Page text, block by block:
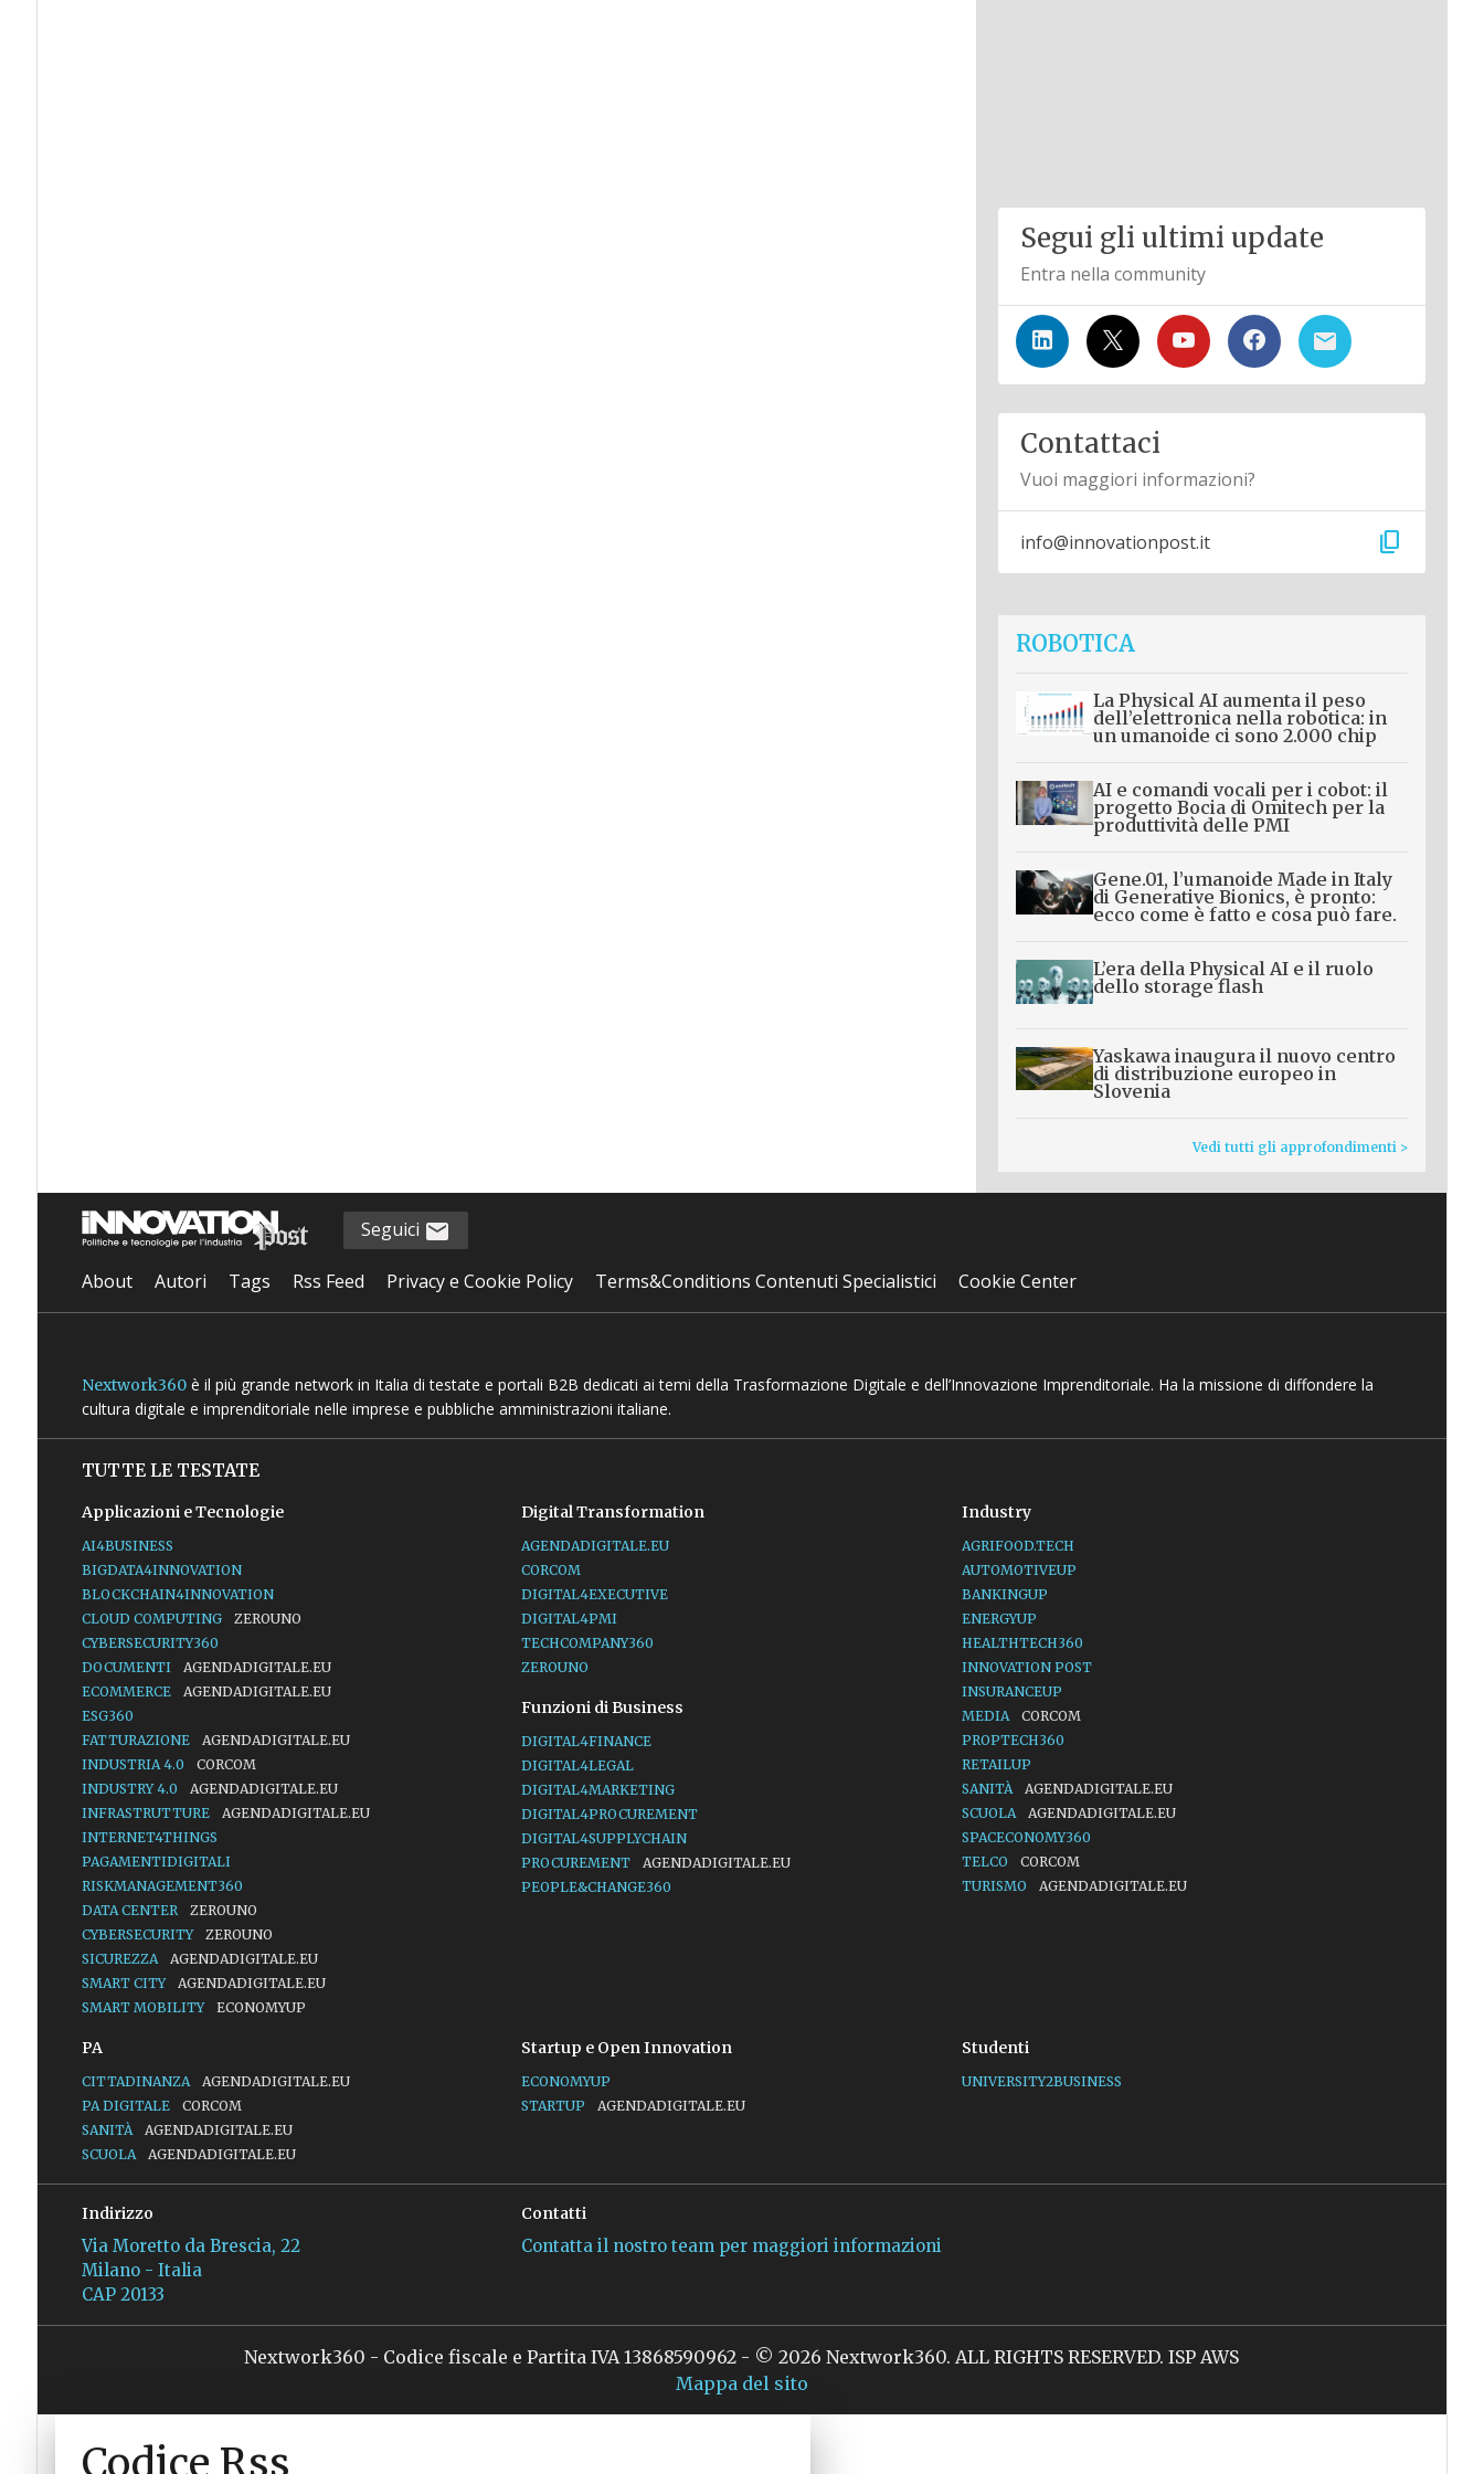
Segui gli ultimi update
Entra nella community
Contattaci
Vuoi maggiori informazioni?
info@innovationpost.it content_copy
ROBOTICA
La Physical AI aumenta il peso
dell’elettronica nella robotica: in
un umanoide ci sono 2.000 chip
AI e comandi vocali per i cobot: il
progetto Bocia di Omitech per la
produttività delle PMI
Gene.01, l’umanoide Made in Italy
di Generative Bionics, è pronto:
ecco come è fatto e cosa può fare.
L’era della Physical AI e il ruolo
dello storage flash
Yaskawa inaugura il nuovo centro
di distribuzione europeo in
Slovenia
Vedi tutti gli approfondimenti >
Seguici
About Autori Tags Rss Feed Privacy e Cookie Policy Terms&Conditions Contenuti Specialistici Cookie Center
Nextwork360è il più grande network in Italia di testate e portali B2B dedicati ai temi della Trasformazione Digitale e dell’Innovazione Imprenditoriale. Ha la missione di diffondere la
cultura digitale e imprenditoriale nelle imprese e pubbliche amministrazioni italiane.
TUTTE LE TESTATE
Applicazioni e Tecnologie
AI4BUSINESS
BIGDATA4INNOVATION
BLOCKCHAIN4INNOVATION
CLOUD COMPUTING
ZEROUNO
CYBERSECURITY360
DOCUMENTI
AGENDADIGITALE.EU
ECOMMERCE
AGENDADIGITALE.EU
ESG360
FATTURAZIONE
AGENDADIGITALE.EU
INDUSTRIA 4.0
CORCOM
INDUSTRY 4.0
AGENDADIGITALE.EU
INFRASTRUTTURE
AGENDADIGITALE.EU
INTERNET4THINGS
PAGAMENTIDIGITALI
RISKMANAGEMENT360
DATA CENTER
ZEROUNO
CYBERSECURITY
ZEROUNO
SICUREZZA
AGENDADIGITALE.EU
SMART CITY
AGENDADIGITALE.EU
SMART MOBILITY
ECONOMYUP
Digital Transformation
AGENDADIGITALE.EU
CORCOM
DIGITAL4EXECUTIVE
DIGITAL4PMI
TECHCOMPANY360
ZEROUNO
Funzioni di Business
DIGITAL4FINANCE
DIGITAL4LEGAL
DIGITAL4MARKETING
DIGITAL4PROCUREMENT
DIGITAL4SUPPLYCHAIN
PROCUREMENT
AGENDADIGITALE.EU
PEOPLE&CHANGE360
Industry
AGRIFOOD.TECH
AUTOMOTIVEUP
BANKINGUP
ENERGYUP
HEALTHTECH360
INNOVATION POST
INSURANCEUP
MEDIA
CORCOM
PROPTECH360
RETAILUP
SANITÀ
AGENDADIGITALE.EU
SCUOLA
AGENDADIGITALE.EU
SPACECONOMY360
TELCO
CORCOM
TURISMO
AGENDADIGITALE.EU
PA
CITTADINANZA
AGENDADIGITALE.EU
PA DIGITALE
CORCOM
SANITÀ
AGENDADIGITALE.EU
SCUOLA
AGENDADIGITALE.EU
Startup e Open Innovation
ECONOMYUP
STARTUP
AGENDADIGITALE.EU
Studenti
UNIVERSITY2BUSINESS
Indirizzo
Via Moretto da Brescia, 22
Milano - Italia
CAP 20133
Contatti
Contatta il nostro team per maggiori informazioni
Nextwork360 - Codice fiscale e Partita IVA 13868590962 - © 2026 Nextwork360. ALL RIGHTS RESERVED. ISP AWS
Mappa del sito
Codice Rss